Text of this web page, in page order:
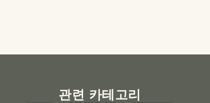
관련 카테고리